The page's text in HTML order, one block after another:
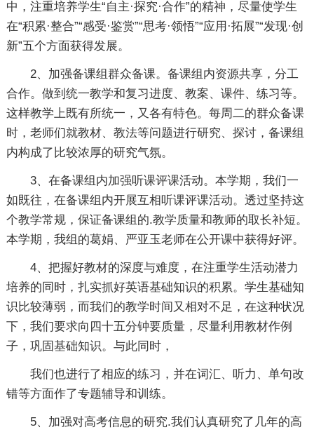
中，注重培养学生“自主·探究·合作”的精神，尽量使学生
在“积累·整合”“感受·鉴赏”“思考·领悟”“应用·拓展”“发现·创
新”五个方面获得发展。
2、加强备课组群众备课。备课组内资源共享，分工
合作。做到统一教学和复习进度、教案、课件、练习等。
这样教学上既有所统一，又各有特色。每周二的群众备课
时，老师们就教材、教法等问题进行研究、探讨，备课组
内构成了比较浓厚的研究气氛。
3、在备课组内加强听课评课活动。本学期，我们一
如既往，在备课组内开展互相听课评课活动。透过坚持这
个教学常规，保证备课组的.教学质量和教师的取长补短。
本学期，我组的葛娟、严亚玉老师在公开课中获得好评。
4、把握好教材的深度与难度，在注重学生活动潜力
培养的同时，扎实抓好英语基础知识的积累。学生基础知
识比较薄弱，而我们的教学时间又相对不足，在这种状况
下，我们要求向四十五分钟要质量，尽量利用教材作例
子，巩固基础知识。与此同时，
我们也进行了相应的练习，并在词汇、听力、单句改
错等方面作了专题辅导和训练。
5、加强对高考信息的研究.我们认真研究了几年的高